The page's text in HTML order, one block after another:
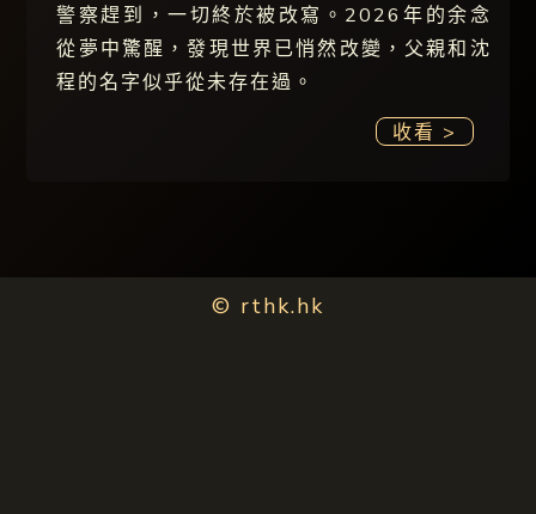
警察趕到，一切終於被改寫。2026年的余念
從夢中驚醒，發現世界已悄然改變，父親和沈
程的名字似乎從未存在過。
收看 >
© rthk.hk